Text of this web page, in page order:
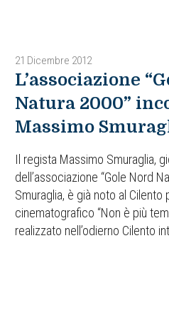
21 Dicembre 2012
L’associazione
Natura 2000”
Massimo
Il regista Massimo Smuraglia,
dell’associazione “Gole Nord
Smuraglia, è già noto al Cilento
cinematografico “Non è più
realizzato nell’odierno Cilento